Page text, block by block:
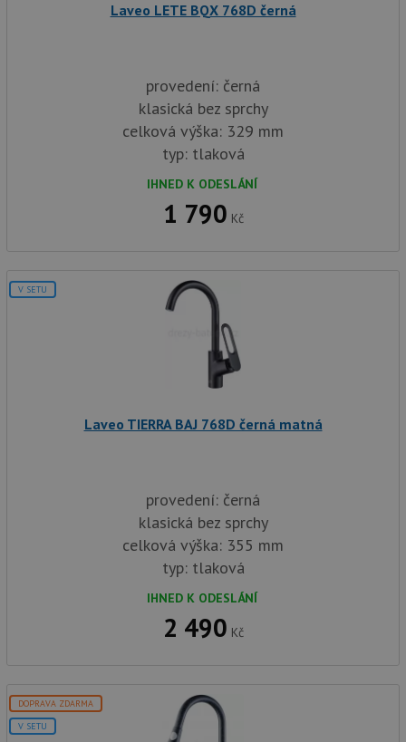
Laveo LETE BQX 768D černá
provedení: černá
klasická bez sprchy
celková výška: 329 mm
typ: tlaková
IHNED K ODESLÁNÍ
1 790 Kč
V SETU
Laveo TIERRA BAJ 768D černá matná
provedení: černá
klasická bez sprchy
celková výška: 355 mm
typ: tlaková
IHNED K ODESLÁNÍ
2 490 Kč
DOPRAVA ZDARMA
V SETU